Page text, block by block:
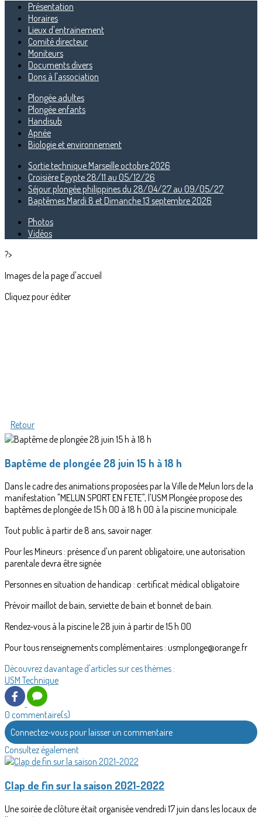
Présentation
Horaires
Lieux d'entrainement
Comité directeur
Moniteurs
Documents divers
Dons à l'association
Plongée adultes
Plongée enfants
Handisub
Apnée
Biologie et environnement
Sortie technique Marseille octobre 2026
Croisière Egypte 28/11 au 05/12/26
Séjour plongée philippines du 28/04/27 au 09/05/27
Baptêmes Mardi 8 et Dimanche 13 septembre 2026
Photos
Vidéos
?>
Images de la page d'accueil
Cliquez pour éditer
Retour
Baptême de plongée 28 juin 15 h à 18 h
Dans le cadre des animations proposées par la Ville de Melun lors de la
manifestation "MELUN SPORT EN FETE", l'USM Plongée propose des
baptêmes de plongée de 15 h 00 à 18 h 00 à la piscine municipale.
Tout public à partir de 8 ans, savoir nager.
Pour les Mineurs : présence d'un parent obligatoire, une autorisation
parentale devra être signée
Personnes en situation de handicap : certificat médical obligatoire
Prévoir maillot de bain, serviette de bain et bonnet de bain.
Rendez-vous à la piscine le 28 juin à partir de 15 h 00
Pour tous renseignements complémentaires : usmplonge@orange.fr
Découvrez davantage d'articles sur ces thèmes :
USMTechnique
0 commentaire(s)
Connectez-vous pour laisser un commentaire
Consultez également
Clap de fin sur la saison 2021-2022
Une soirée de clôture était organisée vendredi 17 juin dans les locaux de